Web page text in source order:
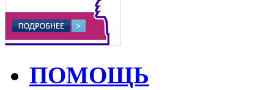
ПОМОЩЬ